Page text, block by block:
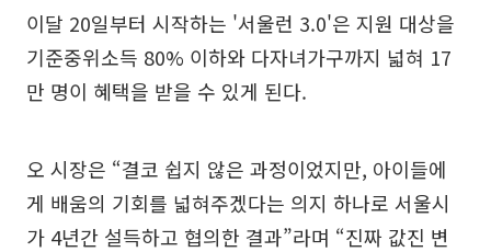
이달 20일부터 시작하는 '서울런 3.0'은 지원 대상을
기준중위소득 80% 이하와 다자녀가구까지 넓혀 17
만 명이 혜택을 받을 수 있게 된다.
오 시장은 “결코 쉽지 않은 과정이었지만, 아이들에
게 배움의 기회를 넓혀주겠다는 의지 하나로 서울시
가 4년간 설득하고 협의한 결과”라며 “진짜 값진 변